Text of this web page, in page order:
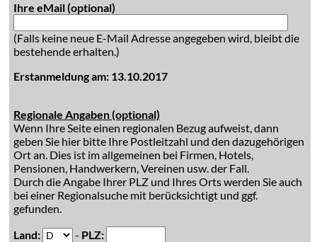
Ihre eMail (optional)
(Falls keine neue E-Mail Adresse angegeben wird, bleibt die
bestehende erhalten.)
Erstanmeldung am: 13.10.2017
Regionale Angaben (optional)
Wenn Ihre Seite einen regionalen Bezug aufweist, dann
geben Sie hier bitte Ihre Postleitzahl und den dazugehörigen
Ort an. Dies ist im allgemeinen bei Firmen, Hotels,
Pensionen, Handwerkern, Vereinen usw. der Fall.
Durch die Angabe Ihrer PLZ und Ihres Orts werden Sie auch
bei einer Regionalsuche mit berücksichtigt und ggf.
gefunden.
Land:
- PLZ: